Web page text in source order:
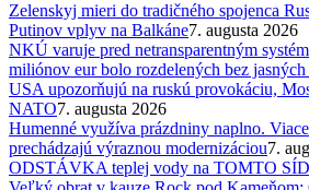
Zelenskyj mieri do tradičného spojenca
Putinov vplyv na Balkáne7. augusta 2026
NKÚ varuje pred netransparentným
miliónov eur bolo rozdelených bez
USA upozorňujú na ruskú provokáciu,
NATO7. augusta 2026
Humenné využíva prázdniny naplno.
prechádzajú výraznou modernizáciou7.
ODSTÁVKA teplej vody na TOMTO